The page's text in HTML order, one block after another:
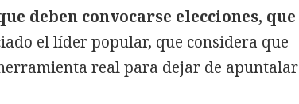
deben convocarse elecciones, que
el líder popular, que considera que
real para dejar de apuntalar